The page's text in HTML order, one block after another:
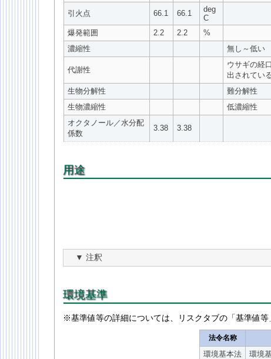
引火点 66.1 66.1
deg
C
爆発範囲 2.2 2.2 %
濃縮性
無し～低い
代謝性
ウサギの経
出されている
生物分解性 難分解性
生物濃縮性
低濃縮性
オクタノール／水分配
係数
3.38 3.38
用途
注釈
環境基準
※基準値等の詳細については、リスクタブの「基準値等
法令名称
環境基本法 環境